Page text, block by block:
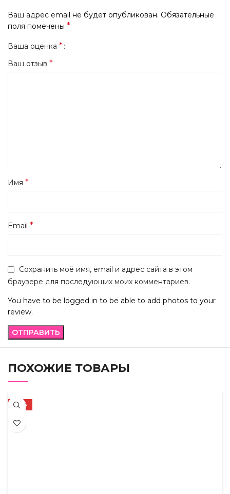
Ваш адрес email не будет опубликован. Обязательные
поля помечены *
Ваша оценка *
Ваш отзыв *
Имя *
Email *
Сохранить моё имя, email и адрес сайта в этом
браузере для последующих моих комментариев.
You have to be logged in to be able to add photos to your
review.
ПОХОЖИЕ ТОВАРЫ
-43%